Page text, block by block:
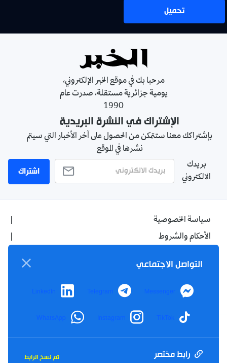
تحميل
مرحبا بك في موقع الخبر الإلكتروني،
يومية جزائرية مستقلة، صدرت عام
1990
الإشتراك في النشرة البريدية
بإشتراكك معنا ستتمكن من الحصول على آخر الأخبار التي سيتم
نشرها في الموقع
بريدك
الالكتروني
اشتراك
سياسة الخصوصية
الأحكام والشروط
اتصل بنا
من نحن
Facebook
YouTube
TikTok
Twitter
التواصل الاجتماعي
Messenger
Telegram
LinkedIn
TikTok
Instagram
WhatsApp
رابط مختصر تم نسخ الرابط